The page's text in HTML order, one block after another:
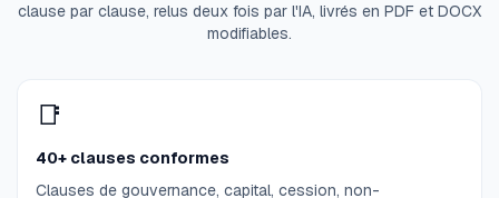
clause par clause, relus deux fois par l'IA, livrés en PDF et DOCX
modifiables.
📑
40+ clauses conformes
Clauses de gouvernance, capital, cession, non-